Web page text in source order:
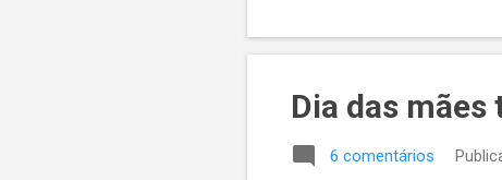
Dia das mães
6 comentários